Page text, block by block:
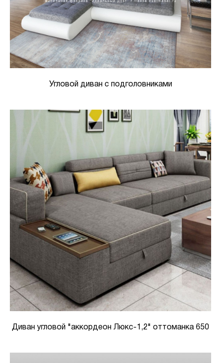
Угловой диван с подголовниками
Диван угловой "аккордеон Люкс-1,2" оттоманка 650